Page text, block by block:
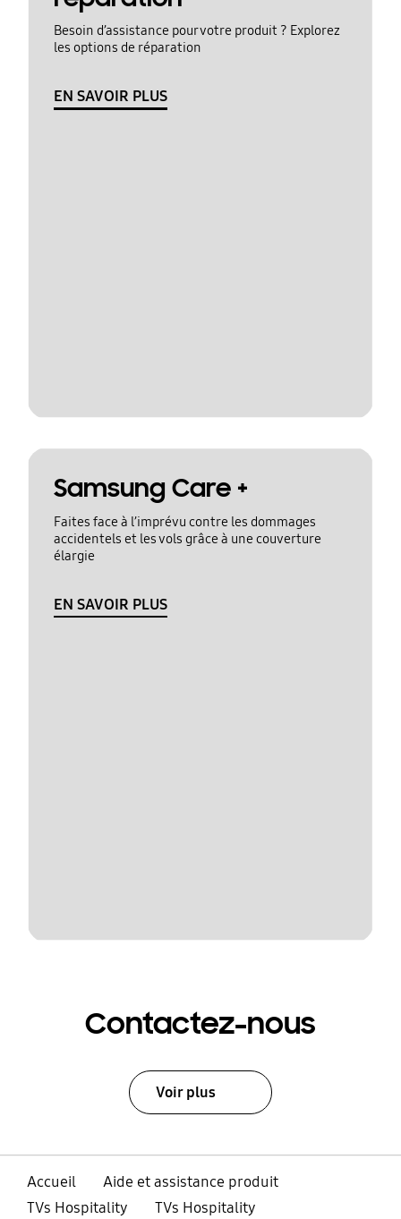
Besoin d’assistance pour votre produit ? Explorez
les options de réparation
EN SAVOIR PLUS
Samsung Care +
Faites face à l’imprévu contre les dommages
accidentels et les vols grâce à une couverture
élargie
EN SAVOIR PLUS
Contactez-nous
Voir plus
Accueil
Aide et assistance produit
TVs Hospitality
TVs Hospitality